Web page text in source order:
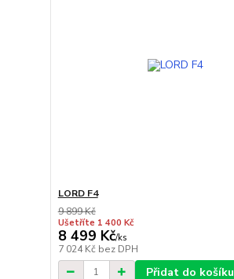
LORD F4
9 899 Kč
Ušetříte 1 400 Kč
8 499 Kč/ks
7 024 Kč bez DPH
Přidat do košíku